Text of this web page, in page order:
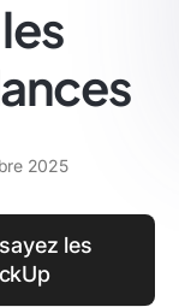
2025
les